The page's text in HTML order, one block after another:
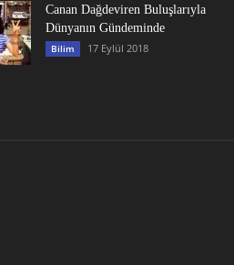
Canan Dağdeviren Buluşlarıyla
Dünyanın Gündeminde
Bilim 17 Eylül 2018